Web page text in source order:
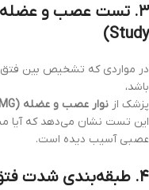
Study)
در مواردی که تشخیص بین فتق
باشد،
پزشک از نوار عصب و عضله (EMG)
این تست نشان می‌دهد که آیا
عصبی آسیب دیده است.
۴. طبقه‌بندی شدت فتق دیسک